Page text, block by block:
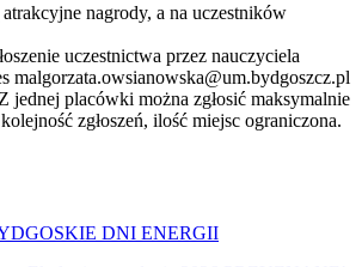
nagrody, a na uczestników
uczestnictwa przez nauczyciela
malgorzata.owsianowska@um.bydgoszcz.pl
jednej placówki można zgłosić maksymalnie
zgłoszeń, ilość miejsc ograniczona.
DNI ENERGII